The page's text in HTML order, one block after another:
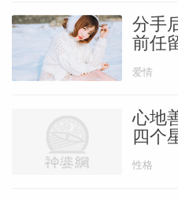
中都会有一个“愤怒的
如果现阶段的伴侣在
就像珀耳塞福涅被绑
一段非常紧张的关
分手
前任
爱情
心地
四个
性格